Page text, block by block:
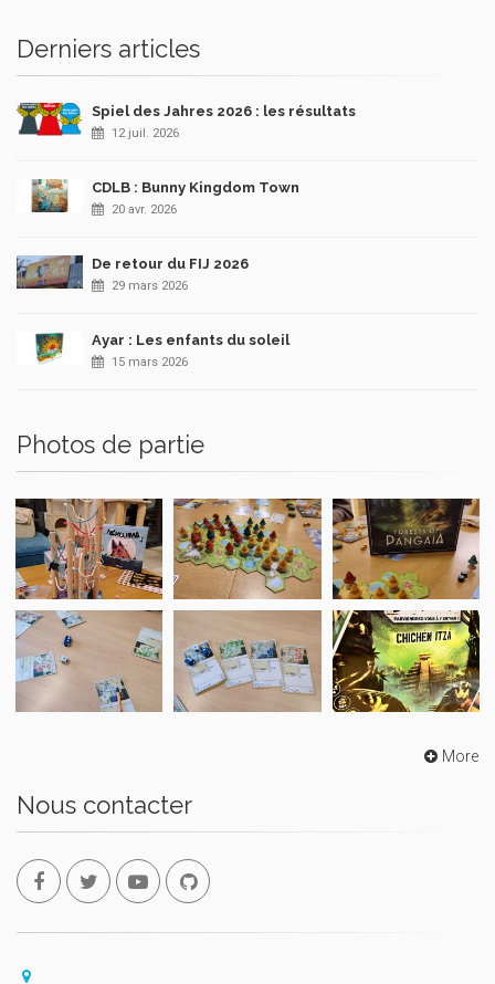
Derniers articles
Spiel des Jahres 2026 : les résultats
12 juil. 2026
CDLB : Bunny Kingdom Town
20 avr. 2026
De retour du FIJ 2026
29 mars 2026
Ayar : Les enfants du soleil
15 mars 2026
Photos de partie
More
Nous contacter